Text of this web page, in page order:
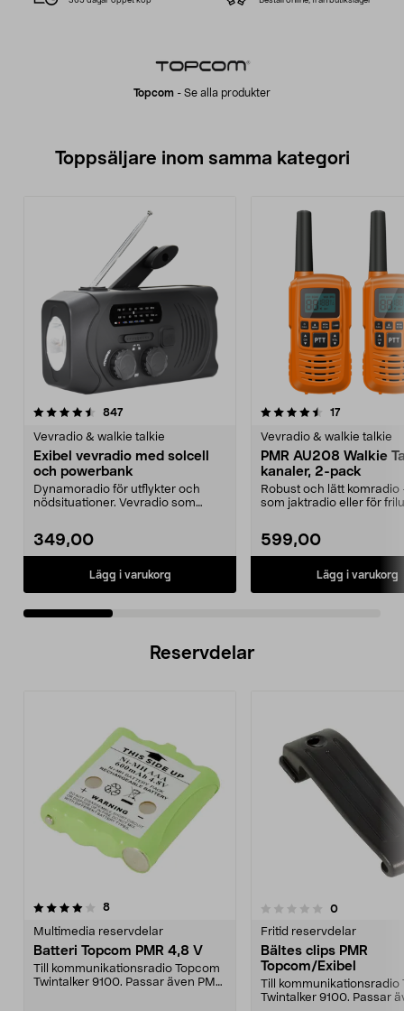
Topcom - Se alla produkter
Toppsäljare inom samma kategori
847recensioner
Vevradio & walkie talkie
Exibel vevradio med solcell
och powerbank
Dynamoradio för utflykter och
nödsituationer. Vevradio som
349,00
Lägg i varukorg
4.5 av 5 stjärnor 17recensioner
Vevradio & walkie talkie
PMR AU208 Walkie
kanaler, 2-pack
Robust och lätt komradio
som jaktradio eller för
599,00
Lägg i varukorg
4.5 av 5 stjärnor
Reservdelar
8recensioner
Multimedia reservdelar
Batteri Topcom PMR 4,8 V
Till kommunikationsradio Topcom
Twintalker 9100. Passar även PMR
0.0 av 5 stjärnor 0recensioner
Fritid reservdelar
Bältes clips PMR
Topcom/Exibel
Till kommunikationsradio
Twintalker 9100. Passar även PMR
1.0av 5 stjärnor